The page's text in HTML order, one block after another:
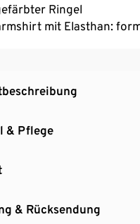
Ringel
mit Elasthan:
& Pflege
& Rücksendung